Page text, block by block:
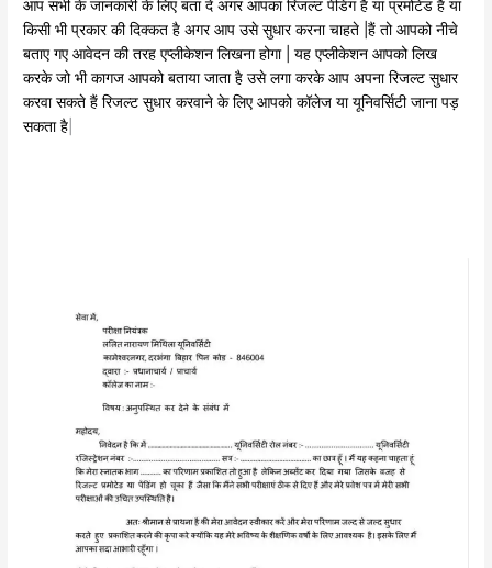
आप सभी के जानकारी के लिए बता दें अगर आपका रिजल्ट पेंडिंग है या प्रमोटेड है या
किसी भी प्रकार की दिक्कत है अगर आप उसे सुधार करना चाहते |हैं तो आपको नीचे
बताए गए आवेदन की तरह एप्लीकेशन लिखना होगा | यह एप्लीकेशन आपको लिख
करके जो भी कागज आपको बताया जाता है उसे लगा करके आप अपना रिजल्ट सुधार
करवा सकते हैं रिजल्ट सुधार करवाने के लिए आपको कॉलेज या यूनिवर्सिटी जाना पड़
सकता है